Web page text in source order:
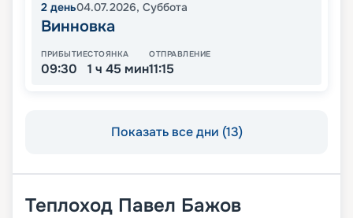
2 день04.07.2026, Суббота
Винновка
ПРИБЫТИЕ
09:30
СТОЯНКА
1 ч 45 мин
ОТПРАВЛЕНИЕ
11:15
Показать все дни (13)
Теплоход Павел Бажов